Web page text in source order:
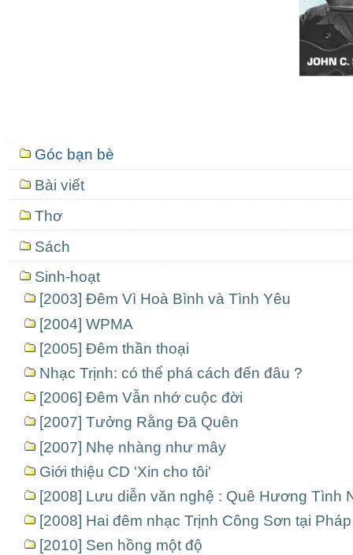
Mục
định
hướng
Góc bạn bè
Bài viết
Thơ
Sách
Sinh-hoạt
[2003] Đêm Vì Hoà Bình và Tình Yêu
[2004] WPMA
[2005] Đêm thần thoại
Nhạc Trịnh: có thể phá cách đến đâu ?
[2006] Đêm Vẫn nhớ cuộc đời
[2007] Tưởng Rằng Đã Quên
[2007] Nhẹ nhàng như mây
Giới thiệu CD 'Xin cho tôi'
[2008] Lưu diễn văn nghệ : Quê Hương Tình
[2008] Hai đêm nhạc Trịnh Công Sơn tại Pháp
[2010] Sen hồng một độ